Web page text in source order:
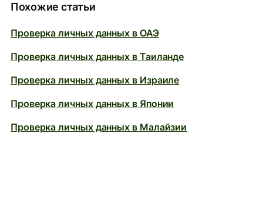
Похожие статьи
Проверка личных данных в ОАЭ
Проверка личных данных в Таиланде
Проверка личных данных в Израиле
Проверка личных данных в Японии
Проверка личных данных в Малайзии